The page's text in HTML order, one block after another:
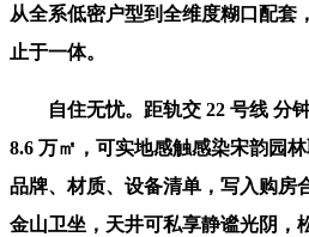
从全系低密户型到全维度糊口配套
止于一体。
自住无忧。距轨交 22 号线 分
8.6 万㎡，可实地感触感染宋韵园
品牌、材质、设备清单，写入购房
金山卫坐，天井可私享静谧光阴，